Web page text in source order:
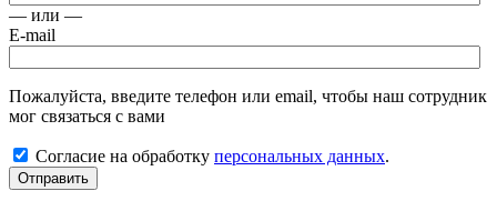
— или —
E-mail
Пожалуйста, введите телефон или email, чтобы наш сотрудник
мог связаться с вами
Согласие на обработку персональных данных.
Отправить